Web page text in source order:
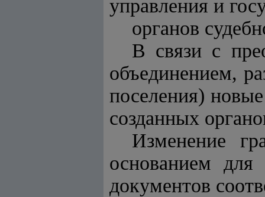
управления и
органов
В связи с
объединением,
поселения)
созданных
Изменение
основанием
документов